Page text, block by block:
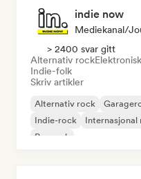
indie now
Mediekanal/
> 2400 svar gitt
Alternativ rock
Indie-folk
Skriv artikler
Alternativ rock
Indie-rock
Internasjonal
Poprock